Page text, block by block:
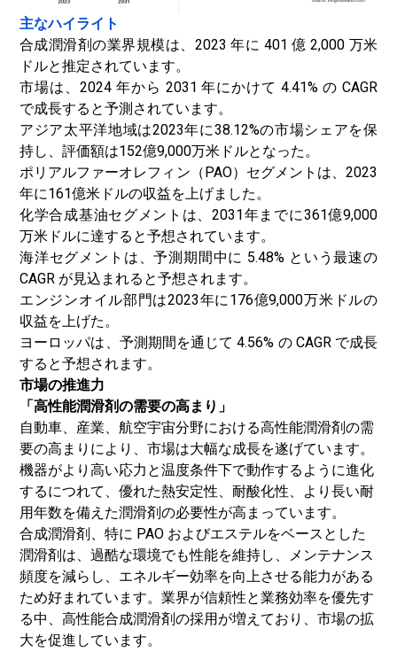
主なハイライト
合成潤滑剤の業界規模は、2023 年に 401 億 2,000 万米
ドルと推定されています。
市場は、2024 年から 2031 年にかけて 4.41% の CAGR
で成長すると予測されています。
アジア太平洋地域は2023年に38.12%の市場シェアを保
持し、評価額は152億9,000万米ドルとなった。
ポリアルファーオレフィン（PAO）セグメントは、2023
年に161億米ドルの収益を上げました。
化学合成基油セグメントは、2031年までに361億9,000
万米ドルに達すると予想されています。
海洋セグメントは、予測期間中に 5.48% という最速の
CAGR が見込まれると予想されます。
エンジンオイル部門は2023年に176億9,000万米ドルの
収益を上げた。
ヨーロッパは、予測期間を通じて 4.56% の CAGR で成長
すると予想されます。
市場の推進力
「高性能潤滑剤の需要の高まり」
自動車、産業、航空宇宙分野における高性能潤滑剤の需
要の高まりにより、市場は大幅な成長を遂げています。
機器がより高い応力と温度条件下で動作するように進化
するにつれて、優れた熱安定性、耐酸化性、より長い耐
用年数を備えた潤滑剤の必要性が高まっています。
合成潤滑剤、特に PAO およびエステルをベースとした
潤滑剤は、過酷な環境でも性能を維持し、メンテナンス
頻度を減らし、エネルギー効率を向上させる能力がある
ため好まれています。 業界が信頼性と業務効率を優先す
る中、高性能合成潤滑剤の採用が増えており、市場の拡
大を促進しています。